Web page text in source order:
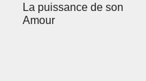
La puissance de son
Amour